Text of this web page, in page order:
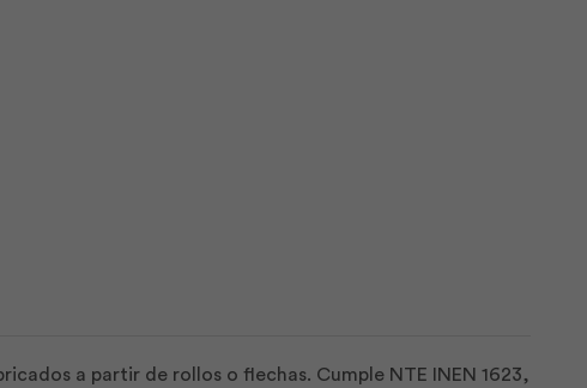
a partir de rollos o flechas. Cumple NTE INEN 1623,